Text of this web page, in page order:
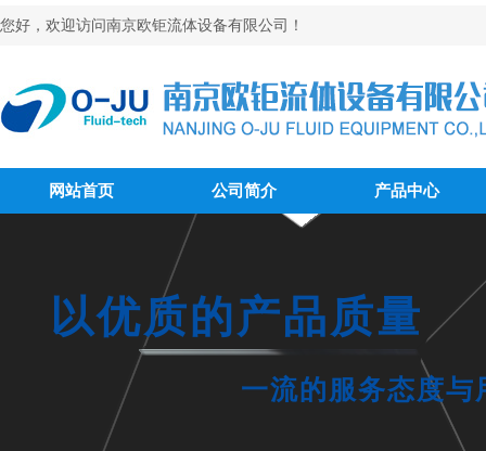
您好，欢迎访问南京欧钜流体设备有限公司！
网站首页 公司简介 产品中心
以优质的产品质量
一流的服务态度与